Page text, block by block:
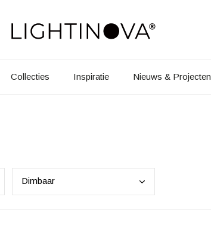
Collecties Inspiratie Nieuws & Projecten
Dimbaar